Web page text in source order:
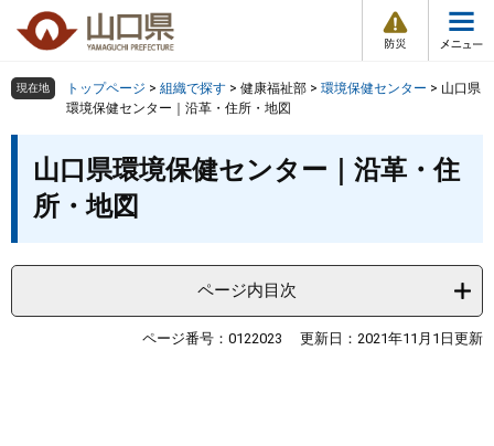
の
頭
ー
飛
情
報
メ
ュ
組織で探す
検索の仕方 組織で探す サイトマップで探す
現在地 トップページ > 組織で探す > 健康福祉部 > 環境保健センター > 山口県
環境保健センター｜沿革・住所・地図
山口県環境保健センター｜沿革・住
所・地図
ページ内目次
ページ番号：0122023 更新日：2021年11月1日更新